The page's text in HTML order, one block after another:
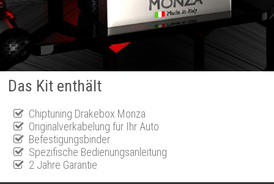
Das Kit enthält
Chiptuning Drakebox Monza
Originalverkabelung für Ihr Auto
Befestigungsbinder
Spezifische Bedienungsanleitung
2 Jahre Garantie